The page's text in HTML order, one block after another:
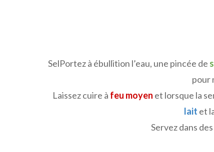
SelPortez à ébullition l’eau, une pincée de
pour
Laissez cuire à feu moyen et lorsque la
lait et
Servez dans